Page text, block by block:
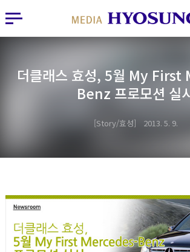
MY FRIEND HYOSUNG
사이드바 열기
더클래스 효성, 5월 My
Benz 프로모션 실
Story/효성 2013. 5. 9.